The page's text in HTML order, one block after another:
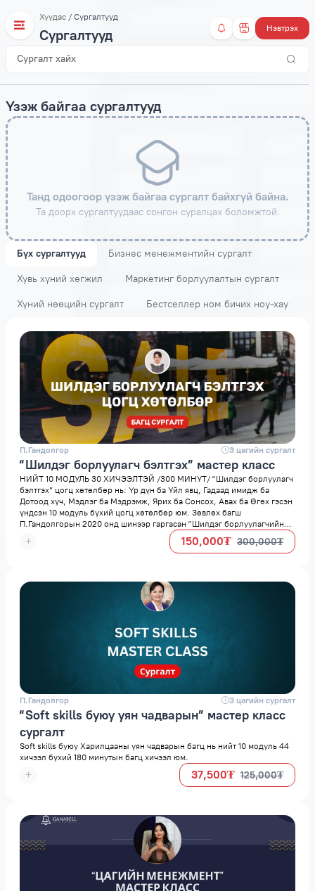
Хуудас / Сургалтууд
Сургалтууд Нэвтрэх
Үзэж байгаа сургалтууд
Танд одоогоор үзэж байгаа сургалт байхгүй байна.
Та доорх сургалтуудаас сонгон суралцах боломжтой.
Бүх сургалтууд Бизнес менежментийн сургалт
Хувь хүний хөгжил Маркетинг борлуулалтын сургалт
Хүний нөөцийн сургалт Бестселлер ном бичих ноу-хау
П.Гандолгор 3 цагийн сургалт
“Шилдэг борлуулагч бэлтгэх” мастер класс
НИЙТ 10 МОДУЛЬ 30 ХИЧЭЭЛТЭЙ /300 МИНУТ/ “Шилдэг борлуулагч
бэлтгэх” цогц хөтөлбөр нь: Үр дүн ба Үйл явц, Гадаад имидж ба
Дотоод хүч, Мэдлэг ба Мэдрэмж, Ярих ба Сонсох, Авах ба Өгөх гэсэн
үндсэн 10 модуль бүхий цогц хөтөлбөр юм. Зөвлөх багш
П.Гандолгорын 2020 онд шинээр гаргасан “Шилдэг борлуулагчийн
арга билгийн 10 ухаан” ном гарын авлага гарсан болно . Та амжилттай
төгсвөл сертификат авах боломжтой.
150,000₮ 300,000₮
П.Гандолгор 3 цагийн сургалт
“Soft skills буюу уян чадварын” мастер класс
сургалт
Soft skills буюу Харилцааны уян чадварын багц нь нийт 10 модуль 44
хичээл бүхий 180 минутын багц хичээл юм.
37,500₮ 125,000₮